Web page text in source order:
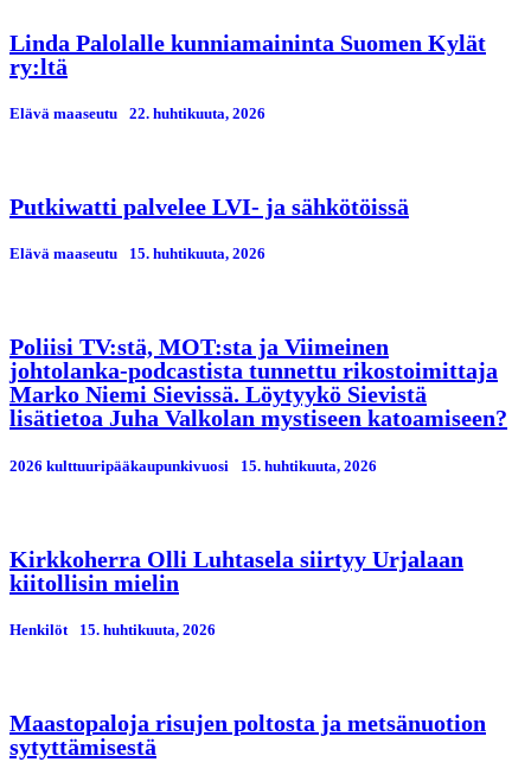
Linda Palolalle kunniamaininta Suomen Kylät
ry:ltä
Elävä maaseutu 22. huhtikuuta, 2026
Putkiwatti palvelee LVI- ja sähkötöissä
Elävä maaseutu 15. huhtikuuta, 2026
Poliisi TV:stä, MOT:sta ja Viimeinen
johtolanka-podcastista tunnettu rikostoimittaja
Marko Niemi Sievissä. Löytyykö Sievistä
lisätietoa Juha Valkolan mystiseen katoamiseen?
2026 kulttuuripääkaupunkivuosi 15. huhtikuuta, 2026
Kirkkoherra Olli Luhtasela siirtyy Urjalaan
kiitollisin mielin
Henkilöt 15. huhtikuuta, 2026
Maastopaloja risujen poltosta ja metsänuotion
sytyttämisestä